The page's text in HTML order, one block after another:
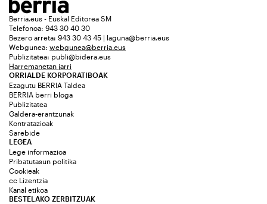
Berria.eus - Euskal Editorea SM
Telefonoa: 943 30 40 30
Bezero arreta: 943 30 43 45 | laguna@berria.eus
Webgunea: webgunea@berria.eus
Publizitatea: publi@bidera.eus
Harremanetan jarri
ORRIALDE KORPORATIBOAK
Ezagutu BERRIA Taldea
BERRIA berri bloga
Publizitatea
Galdera-erantzunak
Kontratazioak
Sarebide
LEGEA
Lege informazioa
Pribatutasun politika
Cookieak
cc Lizentzia
Kanal etikoa
BESTELAKO ZERBITZUAK